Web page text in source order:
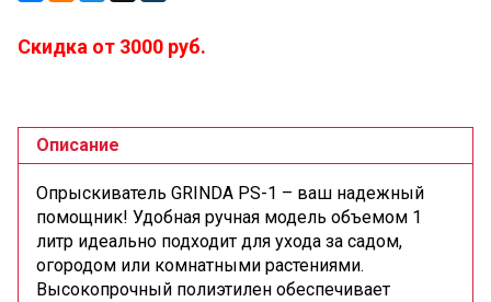
Скидка от 3000 руб.
Описание
Опрыскиватель GRINDA PS-1 – ваш надежный
помощник! Удобная ручная модель объемом 1
литр идеально подходит для ухода за садом,
огородом или комнатными растениями.
Высокопрочный полиэтилен обеспечивает